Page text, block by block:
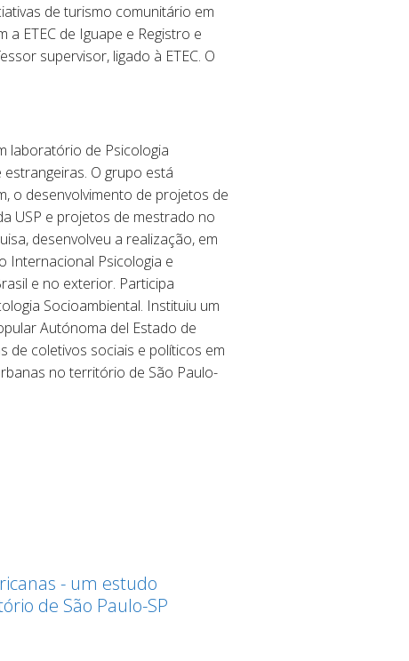
de turismo comunitário em
ETEC de Iguape e Registro e
supervisor, ligado à ETEC. O
laboratório de Psicologia
O grupo está
o desenvolvimento de projetos de
USP e projetos de mestrado no
desenvolveu a realização, em
Internacional Psicologia e
e no exterior. Participa
Socioambiental. Instituiu um
Autónoma del Estado de
de coletivos sociais e políticos em
no território de São Paulo-
- um estudo
de São Paulo-SP